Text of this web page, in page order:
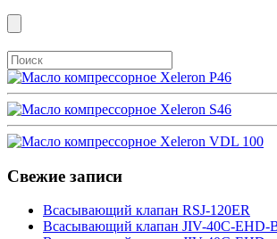
Свежие записи
Всасывающий клапан RSJ-120ER
Всасывающий клапан JIV-40C-EHD-